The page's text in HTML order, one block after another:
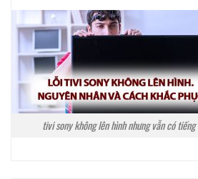
tivi sony không lên hình nhưng vẫn có tiếng